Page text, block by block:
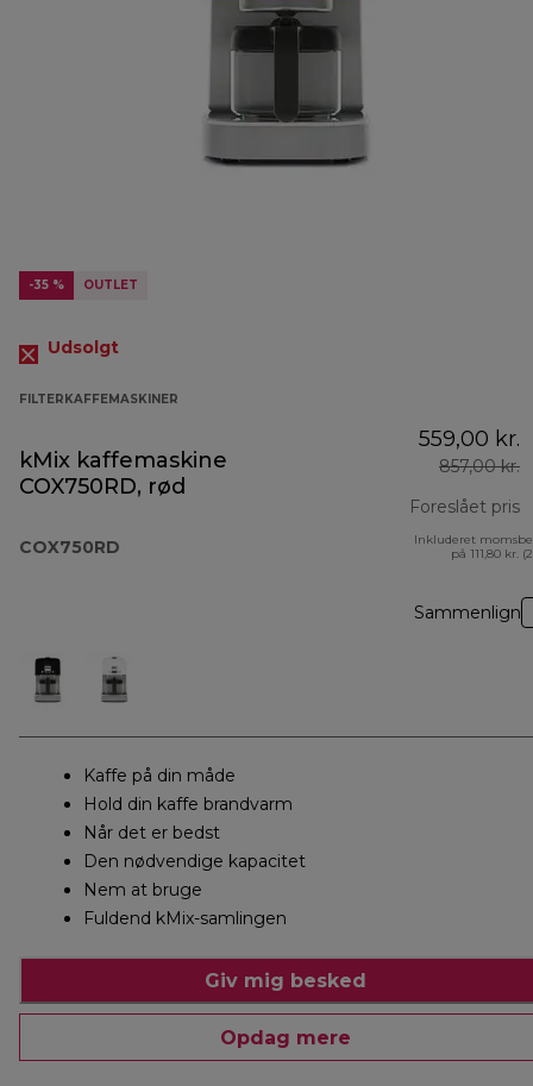
-35 % OUTLET
Udsolgt
FILTERKAFFEMASKINER
kMix kaffemaskine
COX750RD, rød
COX750RD
559,00 kr.
857,00 kr.
Foreslået pris
Inkluderet
på 111,80 kr.
Sammenlign
Kaffe på din måde
Hold din kaffe brandvarm
Når det er bedst
Den nødvendige kapacitet
Nem at bruge
Fuldend kMix-samlingen
Giv mig besked
Opdag mere